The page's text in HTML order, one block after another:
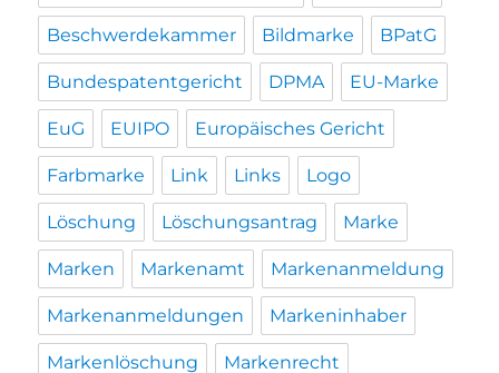
Beschwerdekammer Bildmarke BPatG
Bundespatentgericht DPMA EU-Marke
EuG EUIPO Europäisches Gericht
Farbmarke Link Links Logo
Löschung Löschungsantrag Marke
Marken Markenamt Markenanmeldung
Markenanmeldungen Markeninhaber
Markenlöschung Markenrecht